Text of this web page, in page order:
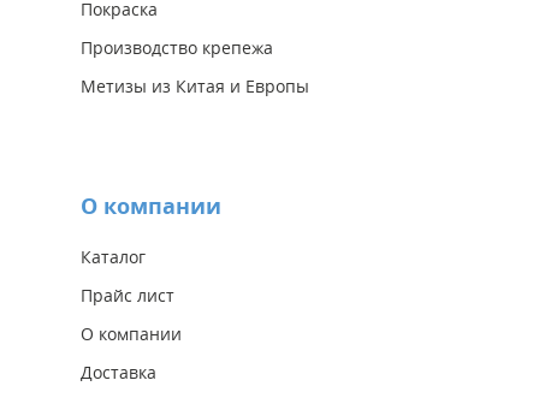
Покраска
Производство крепежа
Метизы из Китая и Европы
О компании
Каталог
Прайс лист
О компании
Доставка